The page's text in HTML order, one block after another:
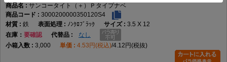
サンコータイト（＋）Ｐタイプナベ
3000200000350120S4
鉄
ﾉﾝｸﾛﾌﾞﾗｯｸ
3.5 X 12
在庫
要確認
なし
3,000
4.53円(税込) 4.12円(税抜)